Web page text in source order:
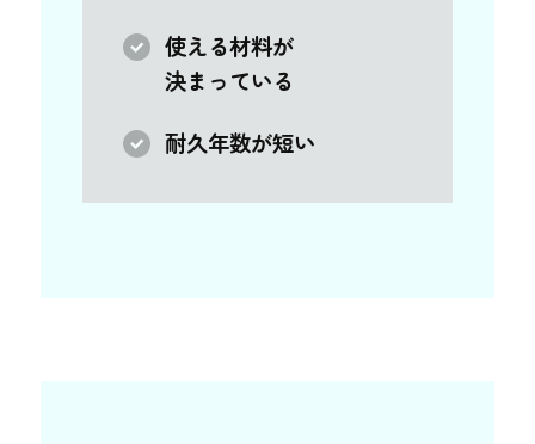
使える材料が
決まっている
耐久年数が短い